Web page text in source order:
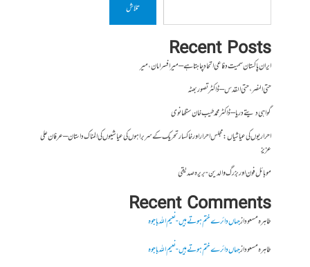
تلاش
Recent Posts
ایران پاکستان سمیت دفاعی اتحاد چاہتا ہے – میر افسر امان،میر
حتی النصر ، حتی القدس – ڈاکٹر تصور بھٹہ
گواہی دیتے دریا – ڈاکٹر محمد طیب خان سنگھانوی
احراریوں کی عیاشیاں : مجلس احرار اور خاکسار تحریک کے سربراہوں کی عیاشیوں کی المناک داستان – عرفان علی
عزیز
موبائل فون اور بزرگ والدین- بریرہ صدیقی
Recent Comments
طاہرہ مسعودازجہاں دائرے ختم ہوتے ہیں- نعیم اللہ باجوہ
طاہرہ مسعودازجہاں دائرے ختم ہوتے ہیں- نعیم اللہ باجوہ